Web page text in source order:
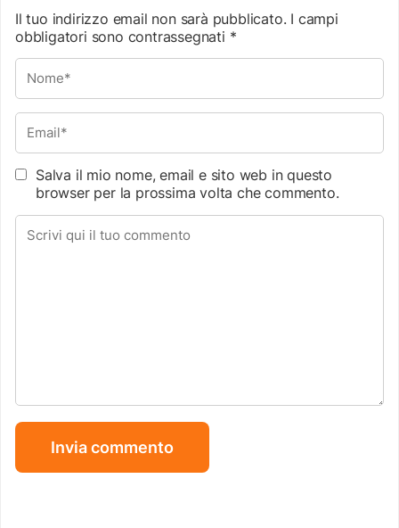
Il tuo indirizzo email non sarà pubblicato. I campi
obbligatori sono contrassegnati *
Salva il mio nome, email e sito web in questo
browser per la prossima volta che commento.